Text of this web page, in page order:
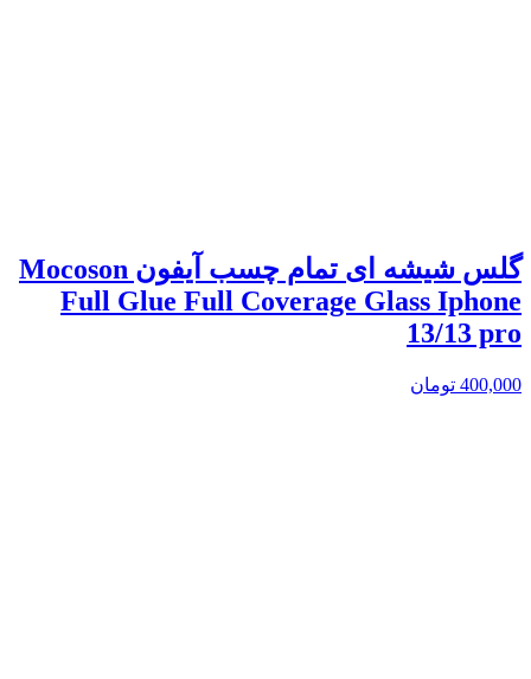
گلس شیشه ای تمام چسب آیفون Mocoson
Full Glue Full Coverage Glass Iphone
13/13 pro
400,000 تومان